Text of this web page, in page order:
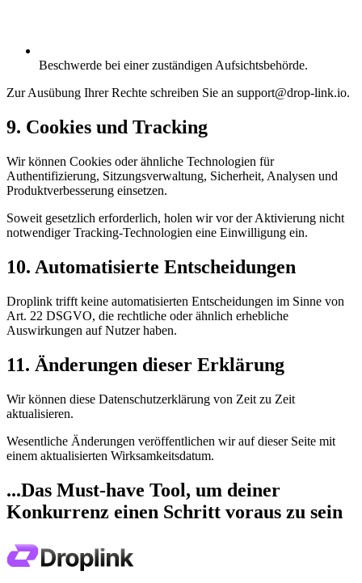
Beschwerde bei einer zuständigen Aufsichtsbehörde.
Zur Ausübung Ihrer Rechte schreiben Sie an support@drop-link.io.
9. Cookies und Tracking
Wir können Cookies oder ähnliche Technologien für
Authentifizierung, Sitzungsverwaltung, Sicherheit, Analysen und
Produktverbesserung einsetzen.
Soweit gesetzlich erforderlich, holen wir vor der Aktivierung nicht
notwendiger Tracking-Technologien eine Einwilligung ein.
10. Automatisierte Entscheidungen
Droplink trifft keine automatisierten Entscheidungen im Sinne von
Art. 22 DSGVO, die rechtliche oder ähnlich erhebliche
Auswirkungen auf Nutzer haben.
11. Änderungen dieser Erklärung
Wir können diese Datenschutzerklärung von Zeit zu Zeit
aktualisieren.
Wesentliche Änderungen veröffentlichen wir auf dieser Seite mit
einem aktualisierten Wirksamkeitsdatum.
...Das Must-have Tool, um deiner
Konkurrenz einen Schritt voraus zu sein